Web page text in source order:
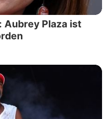
Aubrey Plaza ist